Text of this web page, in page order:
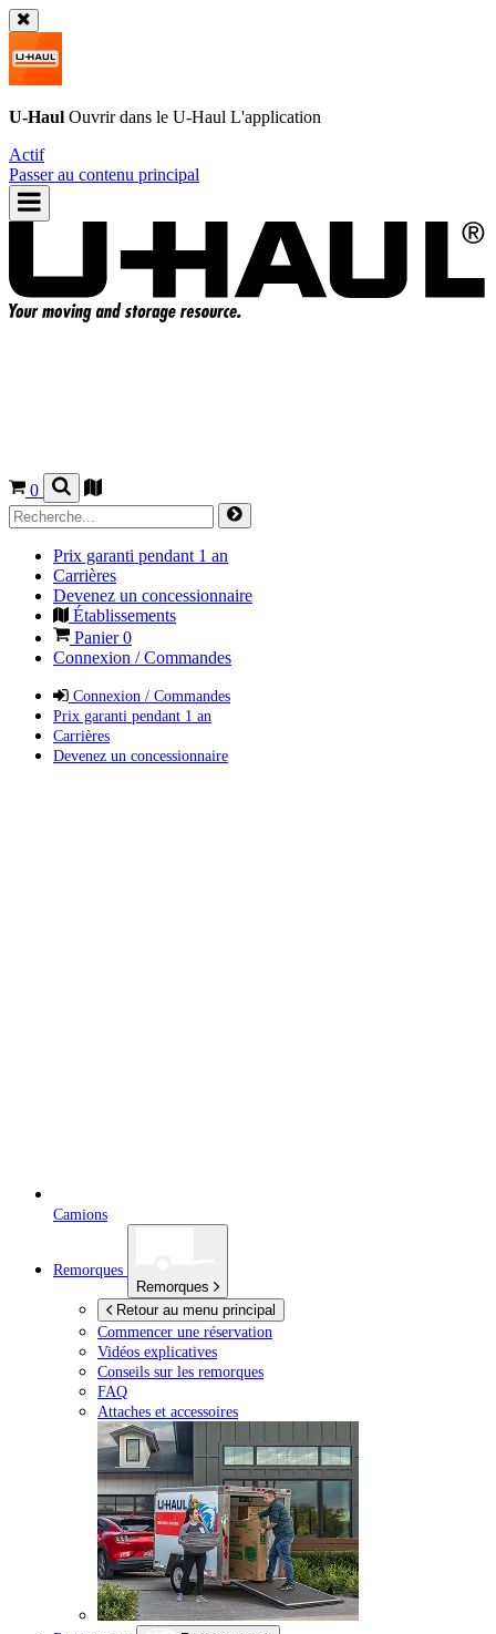
U-Haul Ouvrir dans le U-Haul L'application
Actif
Passer au contenu principal
0
Prix garanti pendant 1 an
Carrières
Devenez un concessionnaire
Établissements
Panier0
Connexion / Commandes
Connexion / Commandes
Prix garanti pendant 1 an
Carrières
Devenez un concessionnaire
Camions
Remorques
Remorques
Retour au menu principal
Commencer une réservation
Vidéos explicatives
Conseils sur les remorques
FAQ
Attaches et accessoires